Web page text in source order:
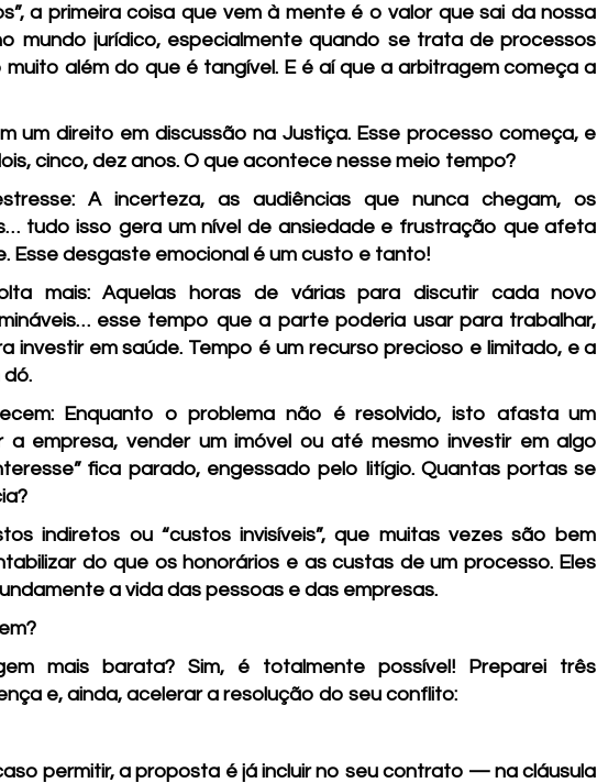
a primeira coisa que vem à mente é o valor que sai da nossa
mundo jurídico, especialmente quando se trata de processos
muito além do que é tangível. E é aí que a arbitragem começa a
um direito em discussão na Justiça. Esse processo começa, e
cinco, dez anos. O que acontece nesse meio tempo?
A incerteza, as audiências que nunca chegam, os
tudo isso gera um nível de ansiedade e frustração que afeta
Esse desgaste emocional é um custo e tanto!
mais:Aquelas horas de várias para discutir cada novo
esse tempo que a parte poderia usar para trabalhar,
investir em saúde. Tempo é um recurso precioso e limitado, e a
dó.
Enquanto o problema não é resolvido, isto afasta um
a empresa, vender um imóvel ou até mesmo investir em algo
fica parado, engessado pelo litígio. Quantas portas se
indiretos ou “custos invisíveis”, que muitas vezes são bem
do que os honorários e as custas de um processo. Eles
a vida das pessoas e das empresas.
mais barata? Sim, é totalmente possível! Preparei três
e, ainda, acelerar a resolução do seu conflito:
permitir, a proposta é já incluir no seu contrato — na cláusula